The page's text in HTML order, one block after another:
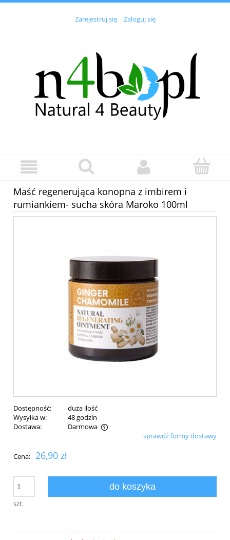
Zarejestruj się Zaloguj się
Maść regenerująca konopna z imbirem i
rumiankiem- sucha skóra Maroko 100ml
Dostępność:
duża ilość
Wysyłka w:
48 godzin
Dostawa:
Darmowa
Cena nie zawiera ewentualnych kosztów płatnościsprawdź formy dostawy
Cena: 26,90 zł
szt.
do koszyka